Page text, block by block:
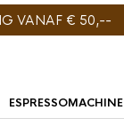
VANAF € 50,--
ESPRESSOMACHINE